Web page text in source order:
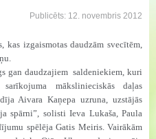
Publicēts: 12. novembris 2012
kas izgaismotas daudzām svecītēm,
gan daudzajiem saldeniekiem, kuri
mākslinieciskās daļas
Aivara Kaņepa uzruna, uzstājās
spārni”, solisti Ieva Lukaša, Paula
spēlēja Gatis Meiris. Vairākām